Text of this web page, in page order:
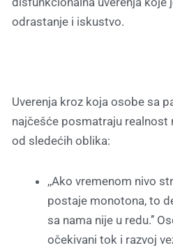
odrastanje i iskustvo.
Uverenja kroz koja osobe sa
najčešće posmatraju realnost
od sledećih oblika:
,,Ako vremenom nivo
postaje monotona, to
sa nama nije u redu.’’
očekivani tok i razvoj